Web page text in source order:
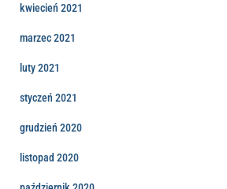
kwiecień 2021
marzec 2021
luty 2021
styczeń 2021
grudzień 2020
listopad 2020